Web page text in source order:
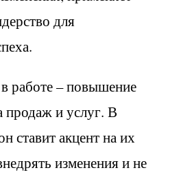
для
работе – повышение
продаж и услуг. В
ставит акцент на их
изменения и не